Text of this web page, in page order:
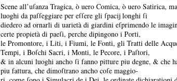
Scene all’uſanza Tragica, ò uero Comica, ò uero Satirica,
luoghi da paſſeggiare per eſſere gli ſpacĳ longhi ſi
diedero ad ornarli di uarietà di giardini eſprimendo le
certe propietà di paeſi, perche dipingono i Porti,
le Promontore, i Liti, i Fiumi, le Fonti, gli Tratti delle
Tempi, i Boſchi Sacri, i Monti, le Pecore, i Paſtori,
& in alcuni luoghi ancho ſi fanno pitture piu degne, & che
piu fattura, che dimoſtrano ancho coſe maggio-